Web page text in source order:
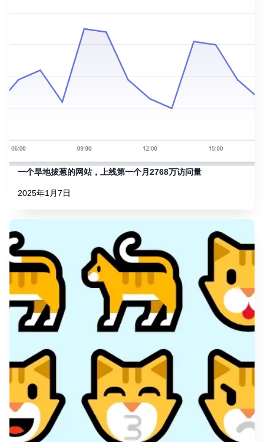
一个旱地拔葱的网站，上线第一个月2768万访问量
2025年1月7日